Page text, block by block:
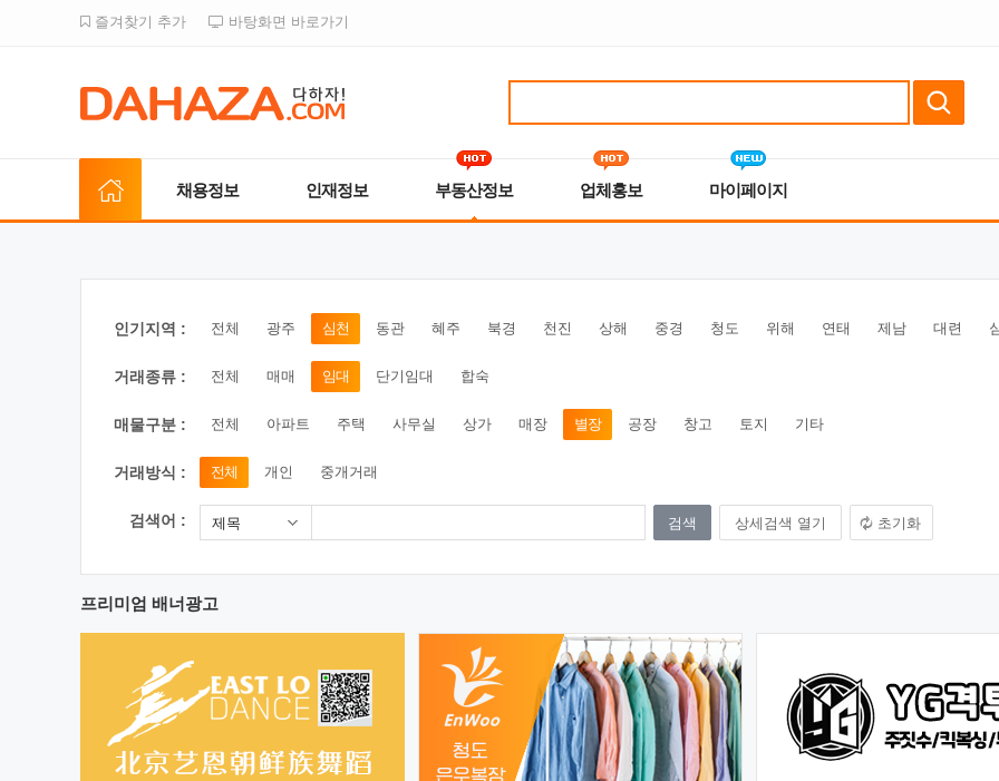
즐겨찾기 추가 바탕화면 바로가기
채용정보 인재정보 부동산정보 업체홍보 마이페이지
인기지역 : 전체 광주 심천 동관 혜주 북경 천진 상해 중경 청도 위해 연태 제남 대련
거래종류 : 전체 매매 임대 단기임대 합숙
매물구분 : 전체 아파트 주택 사무실 상가 매장 별장 공장 창고 토지 기타
거래방식 : 전체 개인 중개거래
검색어 : 제목 상세검색 열기 초기화
프리미엄 배너광고